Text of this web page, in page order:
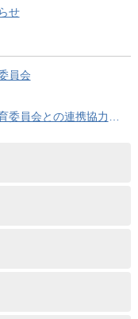
せ
員会
携協力に関する協定の締結